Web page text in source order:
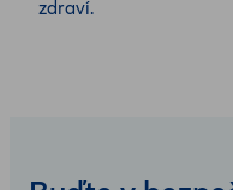
zdraví.